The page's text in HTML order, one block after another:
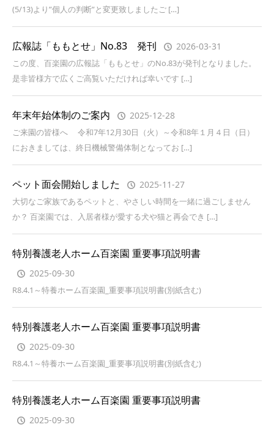
(5/13)より”個人の判断”と変更致しましたご […]
広報誌「ももとせ」No.83 発刊 2026-03-31
この度、百楽園の広報誌「ももとせ」のNo.83が発刊となりました。
是非皆様方で広くご高覧いただければ幸いです […]
年末年始体制のご案内 2025-12-28
ご来園の皆様へ 令和7年12月30日（火）～令和8年１月４日（日）
におきましては、終日機械警備体制となってお […]
ペット面会開始しました 2025-11-27
大切なご家族であるペットと、やさしい時間を一緒に過ごしません
か？ 百楽園では、入居者様が愛する犬や猫と再会でき […]
特別養護老人ホーム百楽園 重要事項説明書
2025-09-30
R8.4.1～特養ホーム百楽園_重要事項説明書(別紙含む)
特別養護老人ホーム百楽園 重要事項説明書
2025-09-30
R8.4.1～特養ホーム百楽園_重要事項説明書(別紙含む)
特別養護老人ホーム百楽園 重要事項説明書
2025-09-30